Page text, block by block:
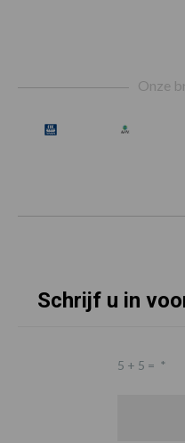
Onze
Schrijf u in
5 + 5 = *